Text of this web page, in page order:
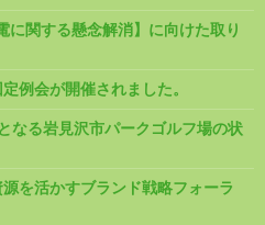
に関する懸念解消】に向けた取り
例会が開催されました。
なる岩見沢市パークゴルフ場の状
を活かすブランド戦略フォーラ